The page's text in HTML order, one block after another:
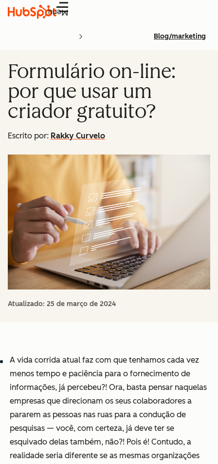
Menu
Blog/marketing
Formulário on-line:
por que usar um
criador gratuito?
Escrito por: Rakky Curvelo
Atualizado: 25 de março de 2024
A vida corrida atual faz com que tenhamos cada vez
menos tempo e paciência para o fornecimento de
informações, já percebeu?! Ora, basta pensar naquelas
empresas que direcionam os seus colaboradores a
pararem as pessoas nas ruas para a condução de
pesquisas — você, com certeza, já deve ter se
esquivado delas também, não?! Pois é! Contudo, a
realidade seria diferente se as mesmas organizações